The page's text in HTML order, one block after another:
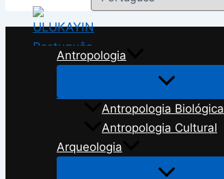
um
Antropologia
Antropologia Biológica
Antropologia Cultural
Arqueologia